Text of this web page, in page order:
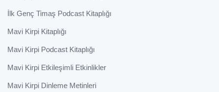
İlk Genç Timaş Podcast Kitaplığı
Mavi Kirpi Kitaplığı
Mavi Kirpi Podcast Kitaplığı
Mavi Kirpi Etkileşimli Etkinlikler
Mavi Kirpi Dinleme Metinleri